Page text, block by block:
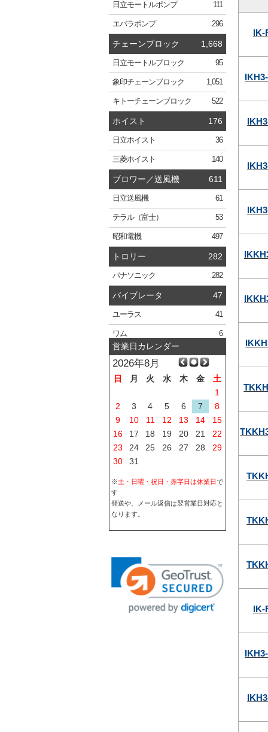
日立モートルポンプ 111
エバラポンプ 296
チェーンブロック 1,668
日立モートルブロック 95
象印チェーンブロック 1,051
キトーチェーンブロック 522
ホイスト 176
日立ホイスト 36
三菱ホイスト 140
ブロワー／送風機 611
日立送風機 61
テラル（富士） 53
昭和電機 497
トロリー 282
パナソニック 282
バイブレータ 47
ユーラス 41
ワム 6
営業日カレンダー
2026年8月
日 月 火 水 木 金
土
1
2
3 4 5 6 7
8
9
10 11 12 13 14
15
16
17 18 19 20 21
22
23
24 25 26 27 28
29
30
31
※土・日曜・祝日・赤字日は休業日で
す
発送や、メール返信は翌営業日対応と
なります。
IK-
IK-